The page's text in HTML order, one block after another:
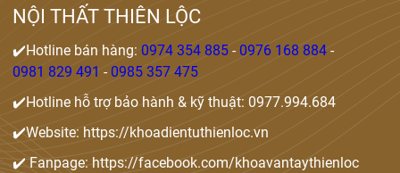
NỘI THẤT THIÊN LỘC
✔️Hotline bán hàng: 0974 354 885 - 0976 168 884 -
0981 829 491 - 0985 357 475
✔️Hotline hỗ trợ bảo hành & kỹ thuật: 0977.994.684
✔️Website: https://khoadientuthienloc.vn
✔️ Fanpage: https://facebook.com/khoavantaythienloc